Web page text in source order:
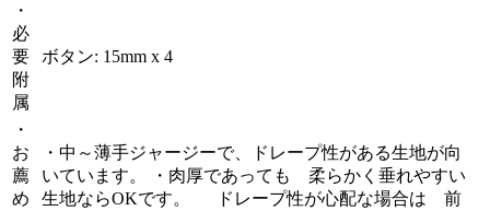
・
必
要
附
属
ボタン: 15mm x 4
・
お
薦
め
・中～薄手ジャージーで、ドレープ性がある生地が向
いています。 ・肉厚であっても 柔らかく垂れやすい
生地ならOKです。 ドレープ性が心配な場合は 前